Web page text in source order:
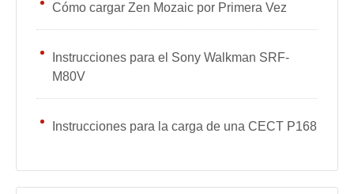
Cómo cargar Zen Mozaic por Primera Vez
Instrucciones para el Sony Walkman SRF-
M80V
Instrucciones para la carga de una CECT P168